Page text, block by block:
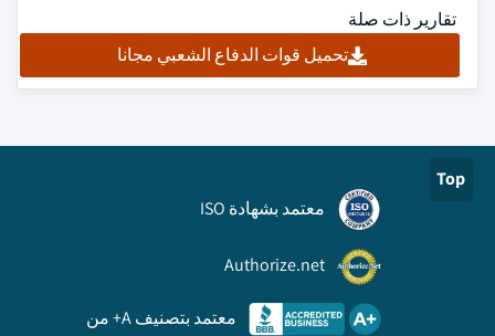
تقارير ذات صلة
تحميل قوات الدفاع الشعبي مجانا
Top
معتمد بشهادة ISO
Authorize.net
معتمد بتصنيف A+ من